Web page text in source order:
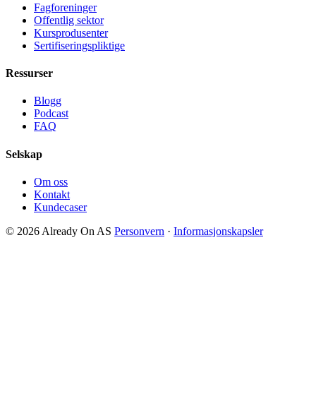
Fagforeninger
Offentlig sektor
Kursprodusenter
Sertifiseringspliktige
Ressurser
Blogg
Podcast
FAQ
Selskap
Om oss
Kontakt
Kundecaser
© 2026 Already On AS Personvern · Informasjonskapsler